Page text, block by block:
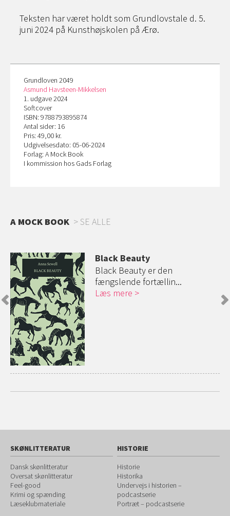
Teksten har været holdt som Grundlovstale d. 5.
juni 2024 på Kunsthøjskolen på Ærø.
Grundloven 2049
Asmund Havsteen-Mikkelsen
1. udgave 2024
Softcover
ISBN: 9788793895874
Antal sider: 16
Pris: 49,00 kr.
Udgivelsesdato: 05-06-2024
Forlag: A Mock Book
I kommission hos Gads Forlag
A MOCK BOOK SE ALLE
Black Beauty
Black Beauty er den
fængslende fortællin...
Læs mere
SKØNLITTERATUR
Dansk skønlitteratur
Oversat skønlitteratur
Feel-good
Krimi og spænding
Læseklubmateriale
HISTORIE
Historie
Historika
Undervejs i historien –
podcastserie
Portræt – podcastserie